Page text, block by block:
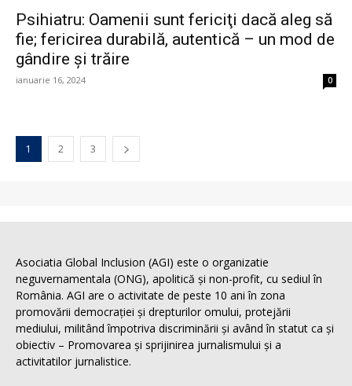
Psihiatru: Oamenii sunt fericiţi dacă aleg să
fie; fericirea durabilă, autentică – un mod de
gândire şi trăire
ianuarie 16, 2024 0
1 2 3
Asociatia Global Inclusion (AGI) este o organizatie
neguvernamentala (ONG), apolitică și non-profit, cu sediul în
România. AGI are o activitate de peste 10 ani în zona
promovării democrației și drepturilor omului, protejării
mediului, militând împotriva discriminării și având în statut ca și
obiectiv – Promovarea și sprijinirea jurnalismului și a
activitatilor jurnalistice.